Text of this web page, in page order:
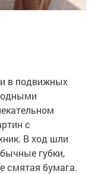
в подвижных
с
В ход шли
губки,
смятая бумага.